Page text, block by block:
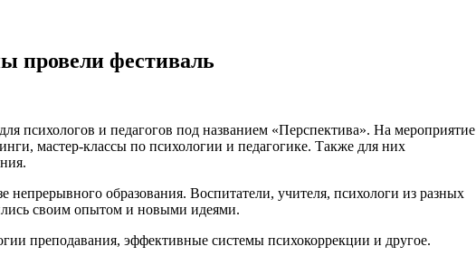
провели фестиваль
психологов и педагогов под названием «Перспектива». На мероприятие
мастер-классы по психологии и педагогике. Также для них
образования. Воспитатели, учителя, психологи из разных
своим опытом и новыми идеями.
преподавания, эффективные системы психокоррекции и другое.